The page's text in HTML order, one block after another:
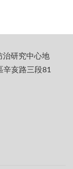
治研究中心地
亥路三段81